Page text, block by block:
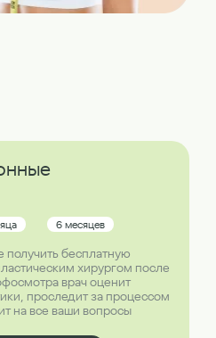
6 месяцев
получить бесплатную
хирургом после
врач оценит
проследит за процессом
на все ваши вопросы